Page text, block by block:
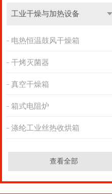
工业干燥与加热设备
电热恒温鼓风干燥箱
干烤灭菌器
真空干燥箱
箱式电阻炉
涤纶工业丝热收烘箱
查看全部